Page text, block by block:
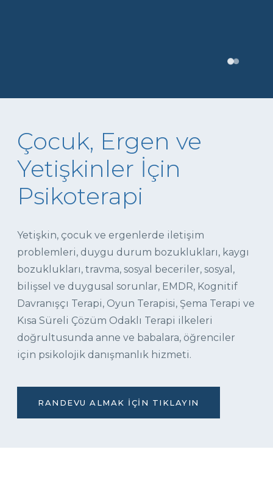
Çocuk, Ergen ve
Yetişkinler İçin
Psikoterapi
Yetişkin, çocuk ve ergenlerde iletişim
problemleri, duygu durum bozuklukları, kaygı
bozuklukları, travma, sosyal beceriler, sosyal,
bilişsel ve duygusal sorunlar, EMDR, Kognitif
Davranışçı Terapi, Oyun Terapisi, Şema Terapi ve
Kısa Süreli Çözüm Odaklı Terapi ilkeleri
doğrultusunda anne ve babalara, öğrenciler
için psikolojik danışmanlık hizmeti.
RANDEVU ALMAK İÇIN TIKLAYIN